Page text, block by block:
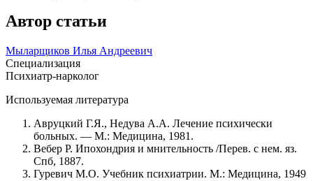
Автор статьи
Мыларщиков Илья Андреевич
Специализация
Психиатр-нарколог
Используемая литература
Авруцкий Г.Я., Недува A.A. Лечение психически
больных. — М.: Медицина, 1981.
Вебер Р. Ипохондрия и мнительность /Перев. с нем. яз.
Спб, 1887.
Гуревич М.О. Учебник психиатрии. М.: Медицина, 1949